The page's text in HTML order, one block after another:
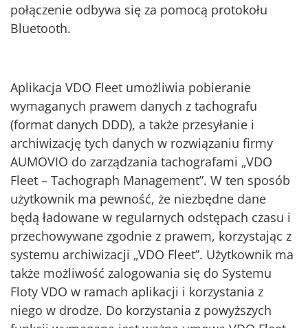
połączenie odbywa się za pomocą protokołu
Bluetooth.
Aplikacja VDO Fleet umożliwia pobieranie
wymaganych prawem danych z tachografu
(format danych DDD), a także przesyłanie i
archiwizację tych danych w rozwiązaniu firmy
AUMOVIO do zarządzania tachografami „VDO
Fleet – Tachograph Management”. W ten sposób
użytkownik ma pewność, że niezbędne dane
będą ładowane w regularnych odstępach czasu i
przechowywane zgodnie z prawem, korzystając z
systemu archiwizacji „VDO Fleet”. Użytkownik ma
także możliwość zalogowania się do Systemu
Floty VDO w ramach aplikacji i korzystania z
niego w drodze. Do korzystania z powyższych